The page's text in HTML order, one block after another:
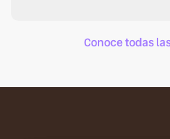
Conoce todas